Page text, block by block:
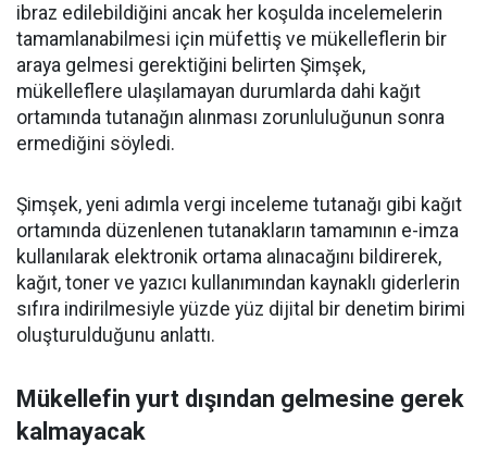
ibraz edilebildiğini ancak her koşulda incelemelerin
tamamlanabilmesi için müfettiş ve mükelleflerin bir
araya gelmesi gerektiğini belirten Şimşek,
mükelleflere ulaşılamayan durumlarda dahi kağıt
ortamında tutanağın alınması zorunluluğunun sonra
ermediğini söyledi.
Şimşek, yeni adımla vergi inceleme tutanağı gibi kağıt
ortamında düzenlenen tutanakların tamamının e-imza
kullanılarak elektronik ortama alınacağını bildirerek,
kağıt, toner ve yazıcı kullanımından kaynaklı giderlerin
sıfıra indirilmesiyle yüzde yüz dijital bir denetim birimi
oluşturulduğunu anlattı.
Mükellefin yurt dışından gelmesine gerek
kalmayacak